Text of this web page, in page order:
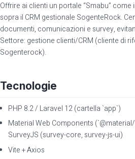
Offrire ai clienti un portale “Smabu”
sopra il CRM gestionale SogenteRock.
documenti, comunicazioni e survey,
Settore: gestione clienti/CRM (cliente di
Sogenterock).
Tecnologie
PHP 8.2 / Laravel 12 (cartella `app`)
Material Web Components
SurveyJS (survey-core, survey-js-ui)
Vite + Axios